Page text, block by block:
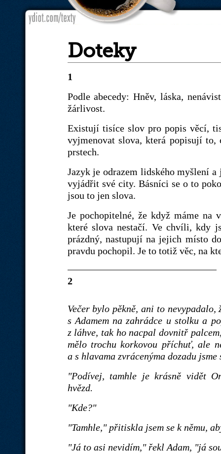
Doteky
1
Podle abecedy: Hněv, láska,
žárlivost.
Existují tisíce slov pro popis věcí,
vyjmenovat slova, která popisují
prstech.
Jazyk je odrazem lidského myšlení
vyjádřit své city. Básníci se o to
jsou to jen slova.
Je pochopitelné, že když máme
které slova nestačí. Ve chvíli, kdy
prázdný, nastupují na jejich místo
pravdu pochopil. Je to totiž věc, na
2
Večer bylo pěkně, ani to
s Adamem na zahrádce u stolku a
z láhve, tak ho nacpal dovnitř
mělo trochu korkovou příchuť, ale
a s hlavama zvrácenýma dozadu
"Podívej, tamhle je krásně vidět
hvězd.
"Kde?"
"Tamhle," přitiskla jsem se k němu,
"Já to asi nevidím," řekl Adam, "já